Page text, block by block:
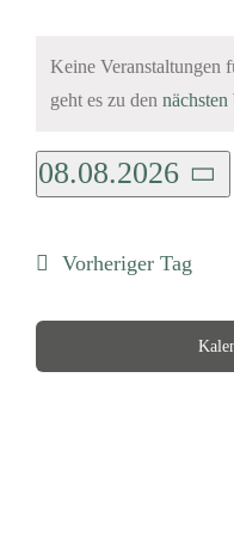
für
Hinweis
Keine Veranstaltungen
geht es zu den nächsten
08.08.2026
Vorheriger Tag